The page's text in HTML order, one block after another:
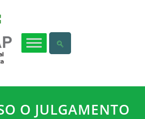
O JULGAMENTO